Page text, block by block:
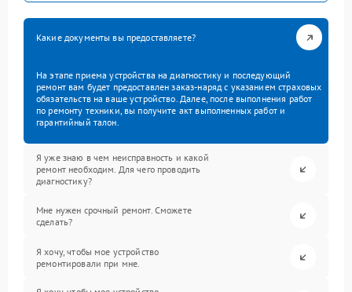
Какие документы вы предоставляете?
На этапе приема устройства на диагностику и последующий
ремонт вам будет предоставлен заказ-наряд с указанием страховых
обязательств на ваше устройство. Далее, после выполнения работ
по ремонту техники, вы получите акт выполненных работ и
гарантийный талон.
Я уже знаю в чем неисправность и какой
ремонт необходим. Для чего проводить
диагностику?
Мне нужен срочный ремонт. Сможете
сделать?
Я хочу, чтобы мое устройство
ремонтировали при мне.